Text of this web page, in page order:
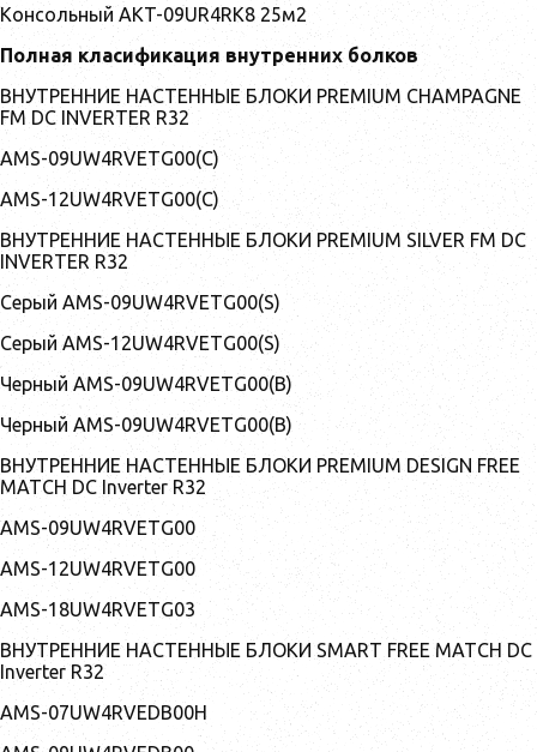
Консольный AKT-09UR4RK8 25м2
Полная класификация внутренних болков
ВНУТРЕННИЕ НАСТЕННЫЕ БЛОКИ PREMIUM CHAMPAGNE
FM DC INVERTER R32
AMS-09UW4RVETG00(С)
AMS-12UW4RVETG00(С)
ВНУТРЕННИЕ НАСТЕННЫЕ БЛОКИ PREMIUM SILVER FM DC
INVERTER R32
Серый AMS-09UW4RVETG00(S)
Серый AMS-12UW4RVETG00(S)
Черный AMS-09UW4RVETG00(B)
Черный AMS-09UW4RVETG00(B)
ВНУТРЕННИЕ НАСТЕННЫЕ БЛОКИ PREMIUM DESIGN FREE
MATCH DC Inverter R32
AMS-09UW4RVETG00
AMS-12UW4RVETG00
AMS-18UW4RVETG03
ВНУТРЕННИЕ НАСТЕННЫЕ БЛОКИ SMART FREE MATCH DC
Inverter R32
AMS-07UW4RVEDB00H